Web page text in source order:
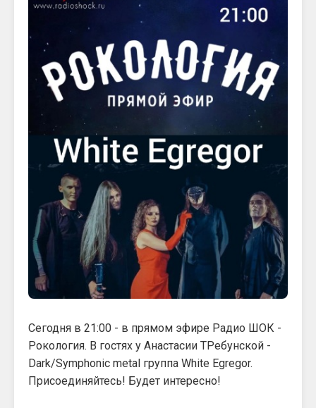
Сегодня в 21:00 - в прямом эфире Радио ШОК -
Рокология. В гостях у Анастасии ТРебунской -
Dark/Symphonic metal группа White Egregor.
Присоединяйтесь! Будет интересно!